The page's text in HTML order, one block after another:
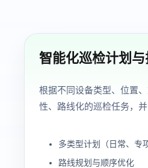
智能化巡检计划
根据不同设备类型、位置
性、路线化的巡检任务，
多类型计划（日常、专
路线规划与顺序优化